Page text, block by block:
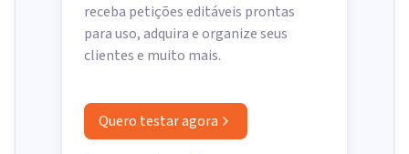
receba petições editáveis prontas
para uso, adquira e organize seus
clientes e muito mais.
Quero testar agora